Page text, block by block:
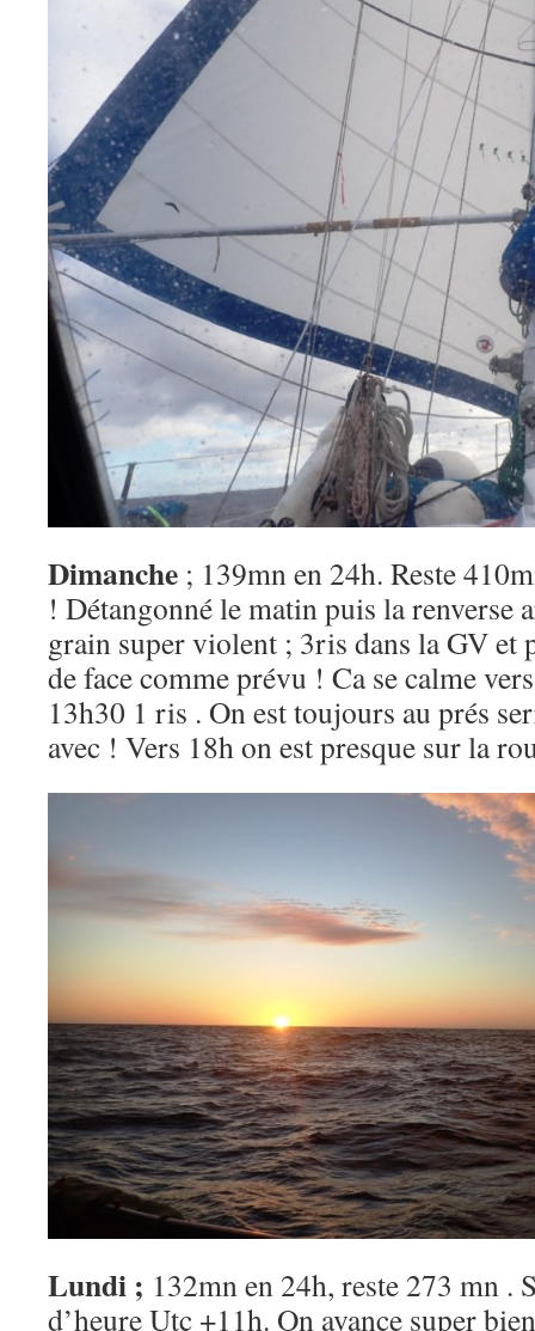
Dimanche ; 139mn en 24h. Reste
! Détangonné le matin puis la renverse
grain super violent ; 3ris dans la GV et
de face comme prévu ! Ca se calme
13h30 1 ris . On est toujours au prés
avec ! Vers 18h on est presque sur la
Lundi ; 132mn en 24h, reste 273 mn .
d’heure Utc +11h. On avance super